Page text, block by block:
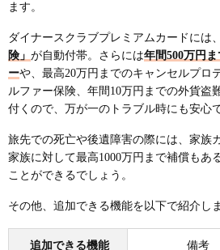
ます。
ダイナースクラブプレミアムカードには、
険」 が自動付帯。さらには年間500万円
ーや、最高20万円までのキャンセルプロ
ルファー保険、年間10万円までの外貨盗
付くので、万が一のトラブル時にも安心で
旅先での死亡や後遺障害の際には、家族
家族に対して最高1000万円まで補償もあ
ことができるでしょう。
その他、追加できる機能を以下で紹介しま
追加できる機能 備考